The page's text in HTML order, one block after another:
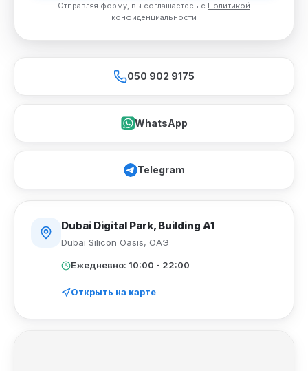
050 902 9175
WhatsApp
Telegram
Dubai Digital Park, Building A1
Dubai Silicon Oasis, ОАЭ
Ежедневно: 10:00 - 22:00
Открыть на карте
Отправляя форму, вы соглашаетесь с Политикой
конфиденциальности